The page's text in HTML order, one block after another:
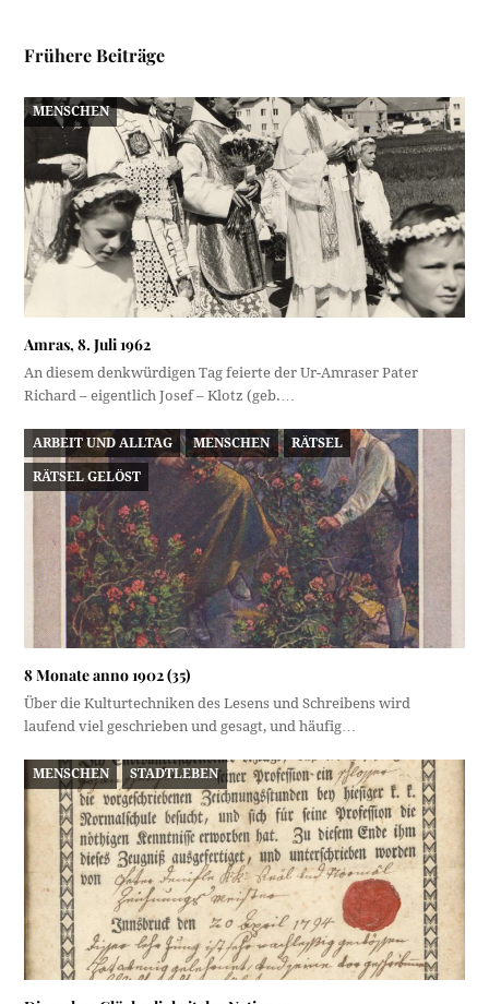
Frühere Beiträge
MENSCHEN
Amras, 8. Juli 1962
An diesem denkwürdigen Tag feierte der Ur-Amraser Pater
Richard – eigentlich Josef – Klotz (geb.…
ARBEIT UND ALLTAG MENSCHEN RÄTSEL
RÄTSEL GELÖST
8 Monate anno 1902 (35)
Über die Kulturtechniken des Lesens und Schreibens wird
laufend viel geschrieben und gesagt, und häufig…
MENSCHEN STADTLEBEN